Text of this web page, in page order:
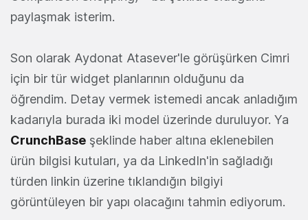
paylaşmak isterim.
Son olarak Aydonat Atasever'le görüşürken Cimri
için bir tür widget planlarının olduğunu da
öğrendim. Detay vermek istemedi ancak anladığım
kadarıyla burada iki model üzerinde duruluyor. Ya
CrunchBase şeklinde haber altına eklenebilen
ürün bilgisi kutuları, ya da LinkedIn'in sağladığı
türden linkin üzerine tıklandığın bilgiyi
görüntüleyen bir yapı olacağını tahmin ediyorum.